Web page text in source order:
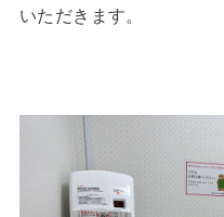
いただきます。